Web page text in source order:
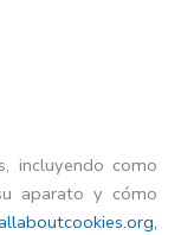
incluyendo como
aparato y cómo